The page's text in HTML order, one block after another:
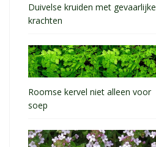
Duivelse kruiden met gevaarlijke
krachten
Roomse kervel niet alleen voor
soep